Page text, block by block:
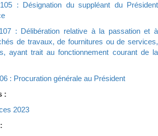
: Désignation du suppléant du Président
: Délibération relative à la passation et à
de travaux, de fournitures ou de services,
ayant trait au fonctionnement courant de la
: Procuration générale au Président
:
2023